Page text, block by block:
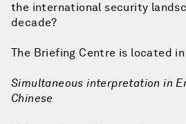
the international security
decade?
The Briefing Centre is located
Simultaneous interpretation in
Chinese